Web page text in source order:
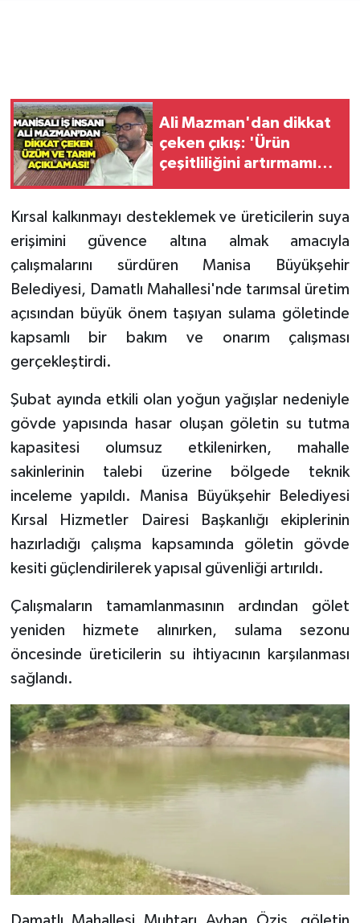
Ali Mazman'dan dikkat
çeken çıkış: 'Ürün
çeşitliliğini artırmamız
Kırsal kalkınmayı desteklemek ve üreticilerin suya
erişimini güvence altına almak amacıyla
çalışmalarını sürdüren Manisa Büyükşehir
Belediyesi, Damatlı Mahallesi'nde tarımsal üretim
açısından büyük önem taşıyan sulama göletinde
kapsamlı bir bakım ve onarım çalışması
gerçekleştirdi.
Şubat ayında etkili olan yoğun yağışlar nedeniyle
gövde yapısında hasar oluşan göletin su tutma
kapasitesi olumsuz etkilenirken, mahalle
sakinlerinin talebi üzerine bölgede teknik
inceleme yapıldı. Manisa Büyükşehir Belediyesi
Kırsal Hizmetler Dairesi Başkanlığı ekiplerinin
hazırladığı çalışma kapsamında göletin gövde
kesiti güçlendirilerek yapısal güvenliği artırıldı.
Çalışmaların tamamlanmasının ardından gölet
yeniden hizmete alınırken, sulama sezonu
öncesinde üreticilerin su ihtiyacının karşılanması
sağlandı.